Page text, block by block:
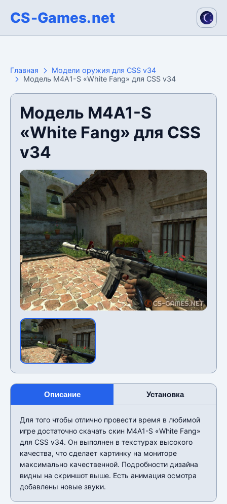
CS-Games.net
Главная
Модели оружия для CSS v34
Модель M4A1-S «White Fang» для CSS v34
Модель M4A1-S
«White Fang» для CSS
v34
Описание Установка
Для того чтобы отлично провести время в любимой
игре достаточно скачать скин M4A1-S «White Fang»
для CSS v34. Он выполнен в текстурах высокого
качества, что сделает картинку на мониторе
максимально качественной. Подробности дизайна
видны на скриншот выше. Есть анимация осмотра
добавлены новые звуки.